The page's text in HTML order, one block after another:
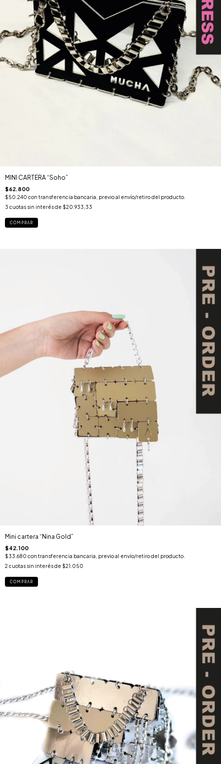
MINI CARTERA “Soho”
$62.800
$50.240 con transferencia bancaria, previo al envío/retiro del producto.
3 cuotas sin interés de $20.933,33
Mini cartera “Nina Gold”
$42.100
$33.680 con transferencia bancaria, previo al envío/retiro del producto.
2 cuotas sin interés de $21.050